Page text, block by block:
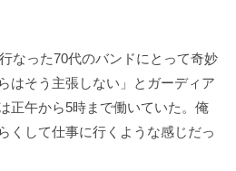
なった70代のバンドにとって奇妙
はそう主張しない」とガーディア
正午から5時まで働いていた。俺
くして仕事に行くような感じだっ